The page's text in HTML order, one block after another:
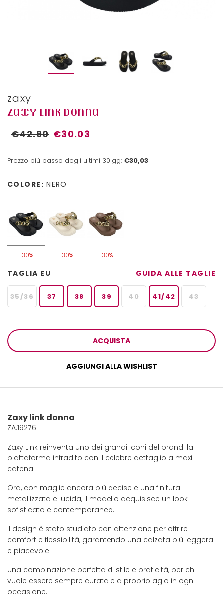
zaxy
ZAXY LINK DONNA
€42.90 €30.03
Prezzo più basso degli ultimi 30 gg: €30,03
COLORE: NERO
-30% -30% -30%
TAGLIA EU GUIDA ALLE TAGLIE
35/36 37 38 39 40 41/42 43
ACQUISTA
AGGIUNGI ALLA WISHLIST
Zaxy link donna
ZA.19276
Zaxy Link reinventa uno dei grandi iconi del brand: la
piattaforma infradito con il celebre dettaglio a maxi
catena.
Ora, con maglie ancora più decise e una finitura
metallizzata e lucida, il modello acquisisce un look
sofisticato e contemporaneo.
Il design è stato studiato con attenzione per offrire
comfort e flessibilità, garantendo una calzata più leggera
e piacevole.
Una combinazione perfetta di stile e praticità, per chi
vuole essere sempre curata e a proprio agio in ogni
occasione.